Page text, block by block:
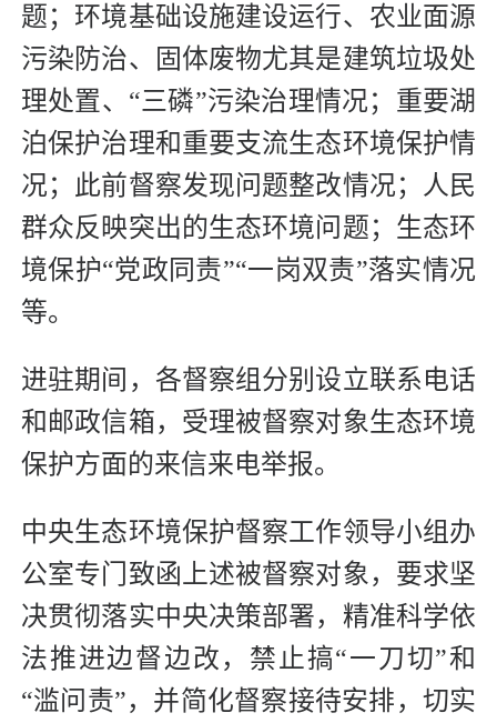
题；环境基础设施建设运行、农业面源
污染防治、固体废物尤其是建筑垃圾处
理处置、“三磷”污染治理情况；重要湖
泊保护治理和重要支流生态环境保护情
况；此前督察发现问题整改情况；人民
群众反映突出的生态环境问题；生态环
境保护“党政同责”“一岗双责”落实情况
等。
进驻期间，各督察组分别设立联系电话
和邮政信箱，受理被督察对象生态环境
保护方面的来信来电举报。
中央生态环境保护督察工作领导小组办
公室专门致函上述被督察对象，要求坚
决贯彻落实中央决策部署，精准科学依
法推进边督边改，禁止搞“一刀切”和
“滥问责”，并简化督察接待安排，切实